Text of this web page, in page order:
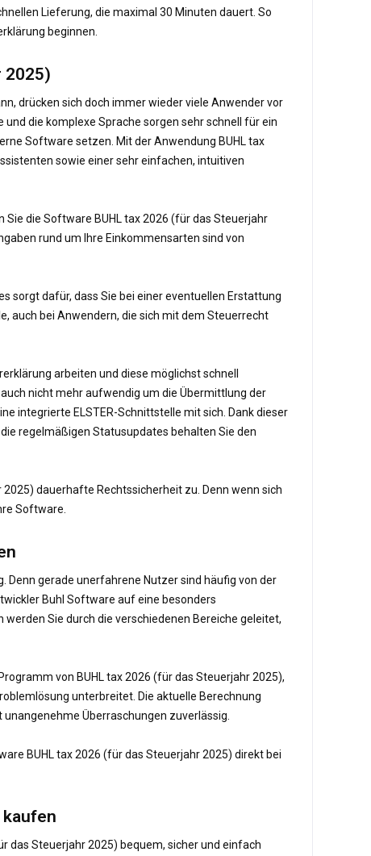
Lieferung, die maximal 30 Minuten dauert. So
beginnen.
2025)
drücken sich doch immer wieder viele Anwender vor
die komplexe Sprache sorgen sehr schnell für ein
Software setzen. Mit der Anwendung BUHL tax
sowie einer sehr einfachen, intuitiven
die Software BUHL tax 2026 (für das Steuerjahr
rund um Ihre Einkommensarten sind von
sorgt dafür, dass Sie bei einer eventuellen Erstattung
auch bei Anwendern, die sich mit dem Steuerrecht
arbeiten und diese möglichst schnell
nicht mehr aufwendig um die Übermittlung der
integrierte ELSTER-Schnittstelle mit sich. Dank dieser
regelmäßigen Statusupdates behalten Sie den
dauerhafte Rechtssicherheit zu. Denn wenn sich
Software.
Denn gerade unerfahrene Nutzer sind häufig von der
Buhl Software auf eine besonders
Sie durch die verschiedenen Bereiche geleitet,
von BUHL tax 2026 (für das Steuerjahr 2025),
unterbreitet. Die aktuelle Berechnung
Überraschungen zuverlässig.
BUHL tax 2026 (für das Steuerjahr 2025) direkt bei
kaufen
das Steuerjahr 2025) bequem, sicher und einfach